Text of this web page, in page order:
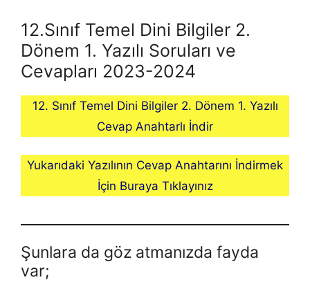
12.Sınıf Temel Dini Bilgiler 2.
Dönem 1. Yazılı Soruları ve
Cevapları 2023-2024
12. Sınıf Temel Dini Bilgiler 2. Dönem 1. Yazılı
Cevap Anahtarlı İndir
Yukarıdaki Yazılının Cevap Anahtarını İndirmek
İçin Buraya Tıklayınız
Şunlara da göz atmanızda fayda
var;